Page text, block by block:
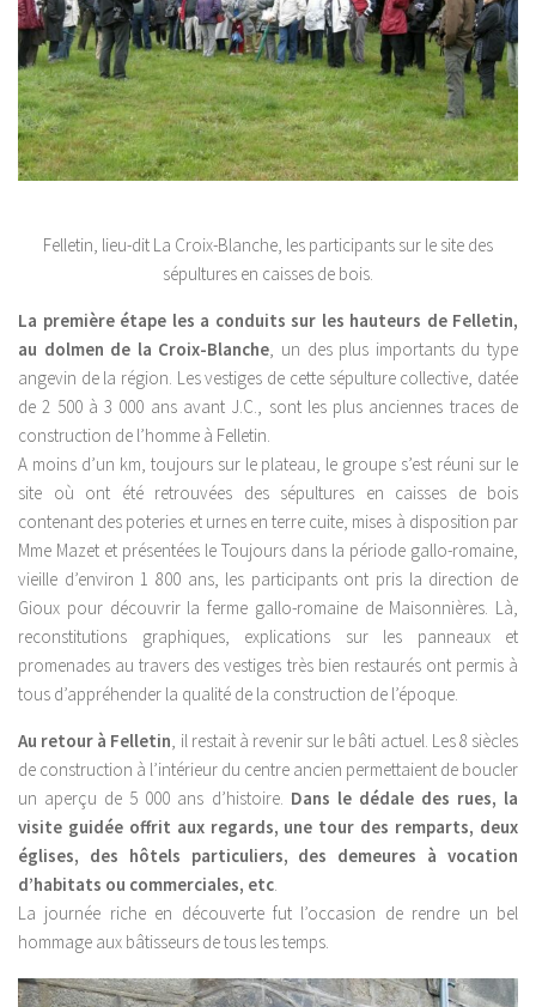
Felletin, lieu-dit La Croix-Blanche, les participants sur le site des
sépultures en caisses de bois.
La première étape les a conduits sur les hauteurs de Felletin,
au dolmen de la Croix-Blanche, un des plus importants du type
angevin de la région. Les vestiges de cette sépulture collective, datée
de 2 500 à 3 000 ans avant J.C., sont les plus anciennes traces de
construction de l’homme à Felletin.
A moins d’un km, toujours sur le plateau, le groupe s’est réuni sur le
site où ont été retrouvées des sépultures en caisses de bois
contenant des poteries et urnes en terre cuite, mises à disposition par
Mme Mazet et présentées le Toujours dans la période gallo-romaine,
vieille d’environ 1 800 ans, les participants ont pris la direction de
Gioux pour découvrir la ferme gallo-romaine de Maisonnières. Là,
reconstitutions graphiques, explications sur les panneaux et
promenades au travers des vestiges très bien restaurés ont permis à
tous d’appréhender la qualité de la construction de l’époque.
Au retour à Felletin, il restait à revenir sur le bâti actuel. Les 8 siècles
de construction à l’intérieur du centre ancien permettaient de boucler
un aperçu de 5 000 ans d’histoire. Dans le dédale des rues, la
visite guidée offrit aux regards, une tour des remparts, deux
églises, des hôtels particuliers, des demeures à vocation
d’habitats ou commerciales, etc.
La journée riche en découverte fut l’occasion de rendre un bel
hommage aux bâtisseurs de tous les temps.